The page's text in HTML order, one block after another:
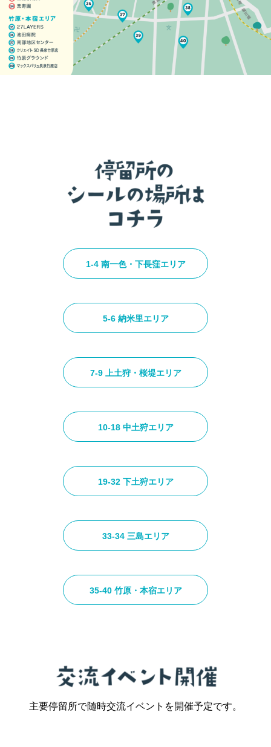
1-4 南一色・下長窪エリア
5-6 納米里エリア
7-9 上土狩・桜堤エリア
10-18 中土狩エリア
19-32 下土狩エリア
33-34 三島エリア
35-40 竹原・本宿エリア
主要停留所で随時交流イベントを開催予定です。